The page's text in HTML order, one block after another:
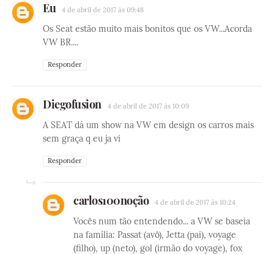
Eu 4 de abril de 2017 às 09:48
Os Seat estão muito mais bonitos que os VW...Acorda
VW BR....
Responder
Diegofusion 4 de abril de 2017 às 10:09
A SEAT dá um show na VW em design os carros mais
sem graça q eu ja vi
Responder
carlos100noção 4 de abril de 2017 às 10:24
Vocês num tão entendendo... a VW se baseia
na família: Passat (avô), Jetta (pai), voyage
(filho), up (neto), gol (irmão do voyage), fox